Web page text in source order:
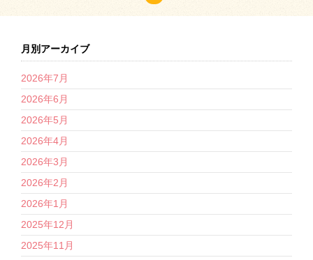
月別アーカイブ
2026年7月
2026年6月
2026年5月
2026年4月
2026年3月
2026年2月
2026年1月
2025年12月
2025年11月